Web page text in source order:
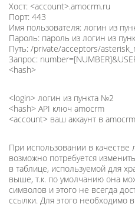
Хост: <account>.amocrm.ru
Порт: 443
Имя пользователя: логин из
Пароль: пароль из логин из
Путь: /private/acceptors/
Запрос:
<hash>
<login> логин из пункта №2
<hash> API ключ amocrm
<account> ваш аккаунт в amocrm
При использовании в
возможно потребуется
в таблице, используемой для
выше, т.к. по умолчанию она
символов и этого не всегда
ссылки. Для этого необходимо